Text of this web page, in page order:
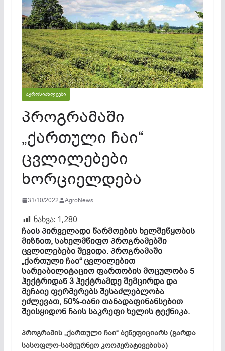
ᲐᲒᲠᲝᲡᲘᲐᲮᲚᲔᲔᲑᲘ
პროგრამაში
„ქართული ჩაი“
ცვლილებები
ხორციელდება
31/10/2022 AgroNews
ნახვა: 1,280
ჩაის პირველადი წარმოების ხელშეწყობის
მიზნით, სახელმწიფო პროგრამებში
ცვლილებები შევიდა. პროგრამაში
„ქართული ჩაი“ ცვლილებით
სარეაბილიტაციო ფართობის მოცულობა 5
ჰექტრიდან 3 ჰექტრამდე შემცირდა და
მეჩაიე ფერმერებს შესაძლებლობა
ეძლევათ, 50%-იანი თანადაფინანსებით
შეისყიდონ ჩაის საკრეფი ხელის ტექნიკა.
პროგრამის „ქართული ჩაი“ ბენეფიციარს (გარდა
სასოფლო-სამეურნეო კოოპერატივებისა)